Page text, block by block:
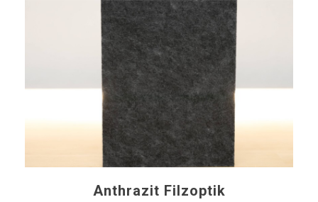
Anthrazit Filzoptik